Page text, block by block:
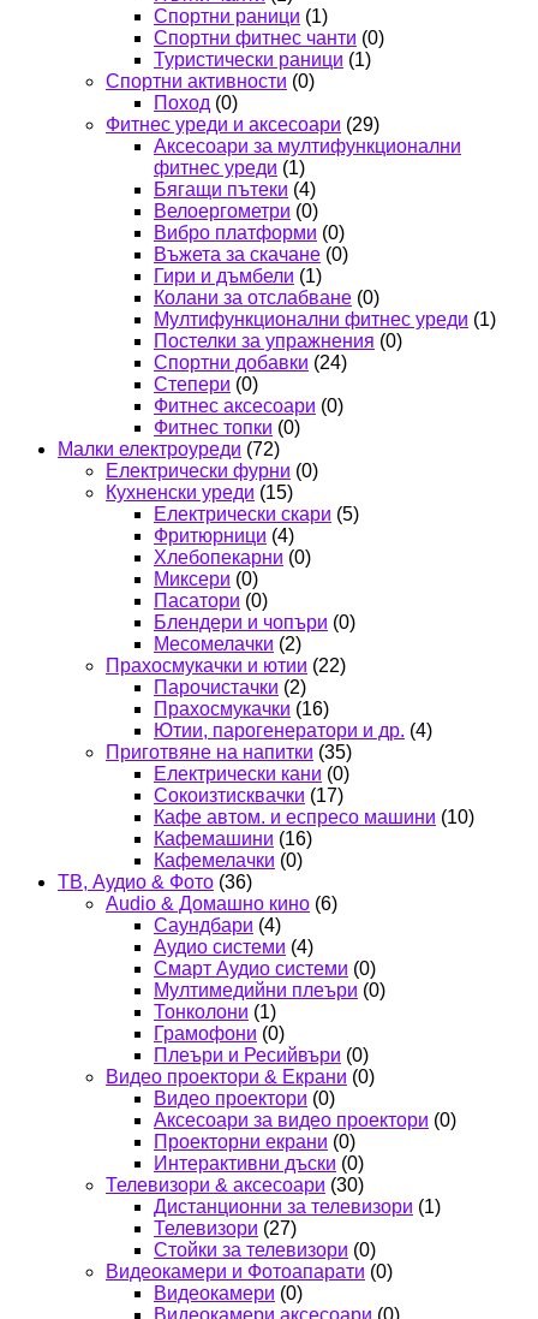
Спортни раници (1)
Спортни фитнес чанти (0)
Туристически раници (1)
Спортни активности (0)
Поход (0)
Фитнес уреди и аксесоари (29)
Аксесоари за мултифункционални
фитнес уреди (1)
Бягащи пътеки (4)
Велоергометри (0)
Вибро платформи (0)
Въжета за скачане (0)
Гири и дъмбели (1)
Колани за отслабване (0)
Мултифункционални фитнес уреди (1)
Постелки за упражнения (0)
Спортни добавки (24)
Степери (0)
Фитнес аксесоари (0)
Фитнес топки (0)
Малки електроуреди (72)
Електрически фурни (0)
Кухненски уреди (15)
Електрически скари (5)
Фритюрници (4)
Хлебопекарни (0)
Миксери (0)
Пасатори (0)
Блендери и чопъри (0)
Месомелачки (2)
Прахосмукачки и ютии (22)
Парочистачки (2)
Прахосмукачки (16)
Ютии, парогенератори и др. (4)
Приготвяне на напитки (35)
Електрически кани (0)
Сокоизтисквачки (17)
Кафе автом. и еспресо машини (10)
Кафемашини (16)
Кафемелачки (0)
ТВ, Аудио & Фото (36)
Audio & Домашно кино (6)
Саундбари (4)
Аудио системи (4)
Смарт Аудио системи (0)
Мултимедийни плеъри (0)
Тонколони (1)
Грамофони (0)
Плеъри и Ресийвъри (0)
Видео проектори & Екрани (0)
Видео проектори (0)
Аксесоари за видео проектори (0)
Проекторни екрани (0)
Интерактивни дъски (0)
Телевизори & аксесоари (30)
Дистанционни за телевизори (1)
Телевизори (27)
Стойки за телевизори (0)
Видеокамери и Фотоапарати (0)
Видеокамери (0)
Видеокамери аксесоари (0)